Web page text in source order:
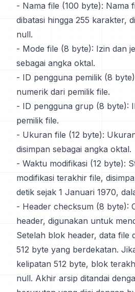
- Nama file (100 byte): Nama
dibatasi hingga 255 karakter,
null.
- Mode file (8 byte): Izin dan
sebagai angka oktal.
- ID pengguna pemilik (8
numerik dari pemilik file.
- ID pengguna grup (8 byte):
pemilik file.
- Ukuran file (12 byte):
disimpan sebagai angka oktal.
- Waktu modifikasi (12 byte):
modifikasi terakhir file,
detik sejak 1 Januari 1970,
- Header checksum (8 byte):
header, digunakan untuk
Setelah blok header, data file
512 byte yang berdekatan.
kelipatan 512 byte, blok
null. Akhir arsip ditandai